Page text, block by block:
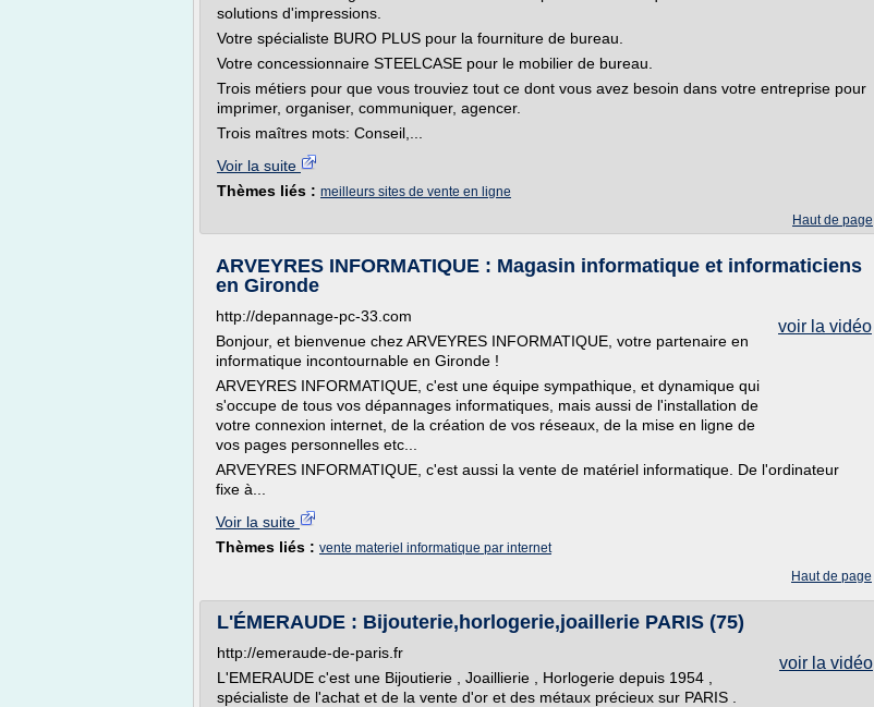
solutions d'impressions.
Votre spécialiste BURO PLUS pour la fourniture de bureau.
Votre concessionnaire STEELCASE pour le mobilier de bureau.
Trois métiers pour que vous trouviez tout ce dont vous avez besoin dans votre entreprise pour
imprimer, organiser, communiquer, agencer.
Trois maîtres mots: Conseil,...
Voir la suite
Thèmes liés : meilleurs sites de vente en ligne
Haut de page
ARVEYRES INFORMATIQUE : Magasin informatique et informaticiens
en Gironde
voir la vidéo
http://depannage-pc-33.com
Bonjour, et bienvenue chez ARVEYRES INFORMATIQUE, votre partenaire en
informatique incontournable en Gironde !
ARVEYRES INFORMATIQUE, c'est une équipe sympathique, et dynamique qui
s'occupe de tous vos dépannages informatiques, mais aussi de l'installation de
votre connexion internet, de la création de vos réseaux, de la mise en ligne de
vos pages personnelles etc...
ARVEYRES INFORMATIQUE, c'est aussi la vente de matériel informatique. De l'ordinateur
fixe à...
Voir la suite
Thèmes liés : vente materiel informatique par internet
Haut de page
L'ÉMERAUDE : Bijouterie,horlogerie,joaillerie PARIS (75)
voir la vidéo
http://emeraude-de-paris.fr
L'EMERAUDE c'est une Bijoutierie , Joaillierie , Horlogerie depuis 1954 ,
spécialiste de l'achat et de la vente d'or et des métaux précieux sur PARIS .